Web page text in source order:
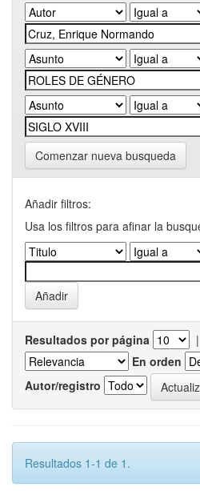
Comenzar nueva busqueda
Añadir filtros:
Usa los filtros para afinar la
Resultados por página |
En orden
Autor/registro
Resultados 1-1 de 1.